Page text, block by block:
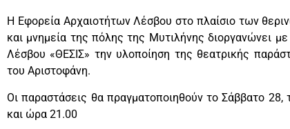
Η Εφορεία Αρχαιοτήτων Λέσβου στο πλαίσιο των
και μνημεία της πόλης της Μυτιλήνης διοργανώνει
Λέσβου «ΘΕΣΙΣ» την υλοποίηση της θεατρικής
του Αριστοφάνη.
Οι παραστάσεις θα πραγματοποιηθούν το Σάββατο
και ώρα 21.00